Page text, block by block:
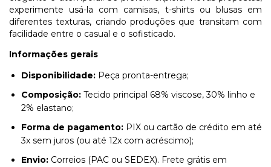
experimente usá-la com camisas, t-shirts ou blusas em
diferentes texturas, criando produções que transitam com
facilidade entre o casual e o sofisticado.
Informações gerais
Disponibilidade: Peça pronta-entrega;
Composição: Tecido principal 68% viscose, 30% linho e
2% elastano;
Forma de pagamento: PIX ou cartão de crédito em até
3x sem juros (ou até 12x com acréscimo);
Envio: Correios (PAC ou SEDEX). Frete grátis em